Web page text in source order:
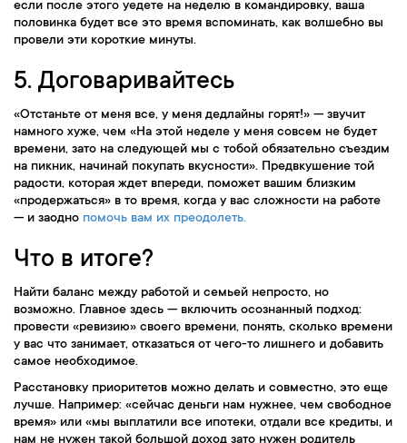
если после этого уедете на неделю в командировку, ваша
половинка будет все это время вспоминать, как волшебно вы
провели эти короткие минуты.
5. Договаривайтесь
«Отстаньте от меня все, у меня дедлайны горят!» — звучит
намного хуже, чем «На этой неделе у меня совсем не будет
времени, зато на следующей мы с тобой обязательно съездим
на пикник, начинай покупать вкусности». Предвкушение той
радости, которая ждет впереди, поможет вашим близким
«продержаться» в то время, когда у вас сложности на работе
— и заодно помочь вам их преодолеть.
Что в итоге?
Найти баланс между работой и семьей непросто, но
возможно. Главное здесь — включить осознанный подход:
провести «ревизию» своего времени, понять, сколько времени
у вас что занимает, отказаться от чего-то лишнего и добавить
самое необходимое.
Расстановку приоритетов можно делать и совместно, это еще
лучше. Например: «сейчас деньги нам нужнее, чем свободное
время» или «мы выплатили все ипотеки, отдали все кредиты, и
нам не нужен такой большой доход зато нужен родитель